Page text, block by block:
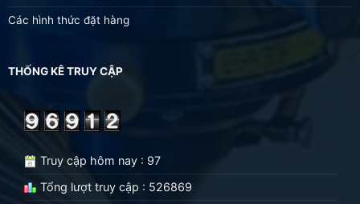
Các hình thức đặt hàng
THỐNG KÊ TRUY CẬP
Truy cập hôm nay : 97
Tổng lượt truy cập : 526869